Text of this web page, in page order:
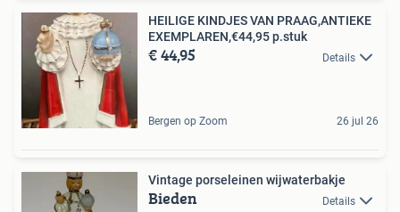
HEILIGE KINDJES VAN PRAAG,ANTIEKE
EXEMPLAREN,€44,95 p.stuk
€ 44,95 Details
Bergen op Zoom 26 jul 26
Vintage porseleinen wijwaterbakje
Bieden Details